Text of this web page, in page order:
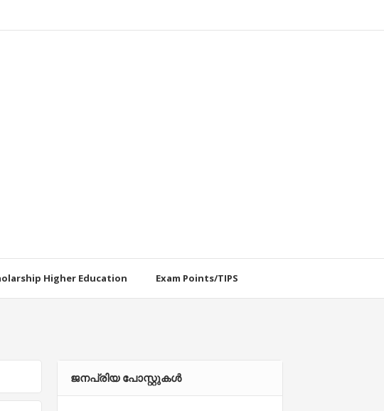
Higher Education Exam Points/TIPS
ജനപ്രിയ പോസ്റ്റുകള്‍‌